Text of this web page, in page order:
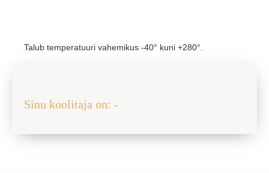
Talub temperatuuri vahemikus -40° kuni +280°.
Sinu koolitaja on: -